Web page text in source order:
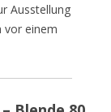
Ausstellung
vor einem